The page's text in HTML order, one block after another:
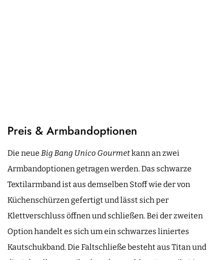
Preis & Armbandoptionen
Die neue Big Bang Unico Gourmetkann an zwei
Armbandoptionen getragen werden. Das schwarze
Textilarmband ist aus demselben Stoff wie der von
Küchenschürzen gefertigt und lässt sich per
Klettverschluss öffnen und schließen. Bei der zweiten
Option handelt es sich um ein schwarzes liniertes
Kautschukband. Die Faltschließe besteht aus Titan und